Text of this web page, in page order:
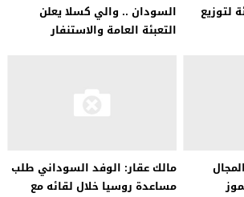
لتوزيع
السودان .. والي كسلا يعلن
التعبئة العامة والاستنفار
مالك عقار: الوفد السوداني طلب
مساعدة روسيا خلال لقائه مع